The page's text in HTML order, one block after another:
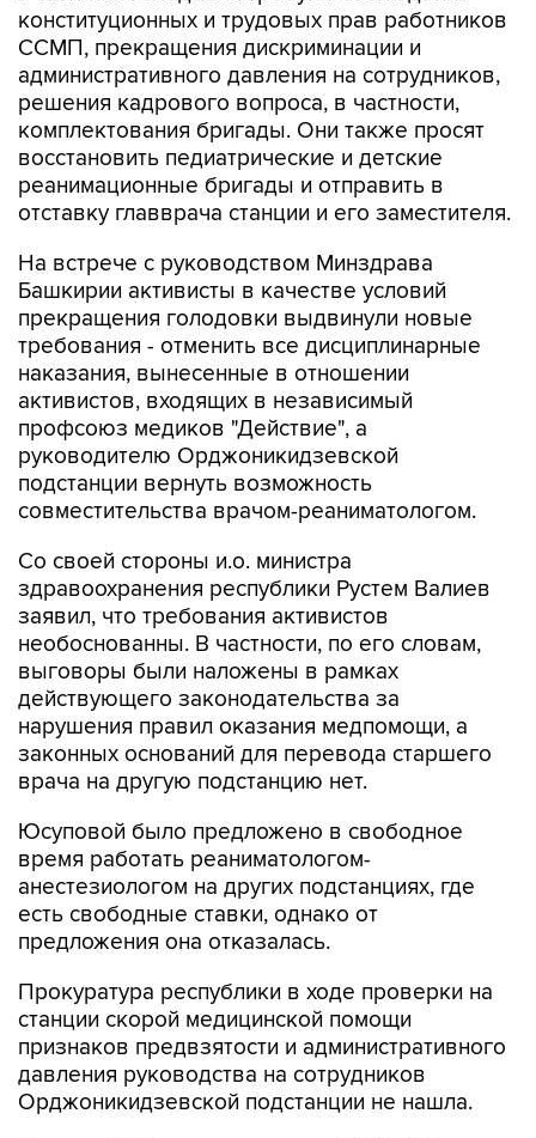
конституционных и трудовых прав работников
ССМП, прекращения дискриминации и
административного давления на сотрудников,
решения кадрового вопроса, в частности,
комплектования бригады. Они также просят
восстановить педиатрические и детские
реанимационные бригады и отправить в
отставку главврача станции и его заместителя.
На встрече с руководством Минздрава
Башкирии активисты в качестве условий
прекращения голодовки выдвинули новые
требования - отменить все дисциплинарные
наказания, вынесенные в отношении
активистов, входящих в независимый
профсоюз медиков "Действие", а
руководителю Орджоникидзевской
подстанции вернуть возможность
совместительства врачом-реаниматологом.
Со своей стороны и.о. министра
здравоохранения республики Рустем Валиев
заявил, что требования активистов
необоснованны. В частности, по его словам,
выговоры были наложены в рамках
действующего законодательства за
нарушения правил оказания медпомощи, а
законных оснований для перевода старшего
врача на другую подстанцию нет.
Юсуповой было предложено в свободное
время работать реаниматологом-
анестезиологом на других подстанциях, где
есть свободные ставки, однако от
предложения она отказалась.
Прокуратура республики в ходе проверки на
станции скорой медицинской помощи
признаков предвзятости и административного
давления руководства на сотрудников
Орджоникидзевской подстанции не нашла.